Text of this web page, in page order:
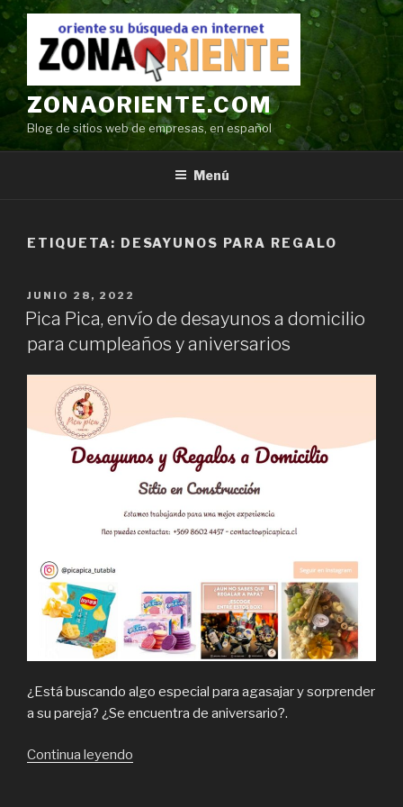
Ir
contenido
ZONAORIENTE.COM
Blog de sitios web de empresas, en español
Menú
ETIQUETA: DESAYUNOS PARA REGALO
POSTED
ON
JUNIO 28, 2022
Pica Pica, envío de desayunos a domicilio
para cumpleaños y aniversarios
¿Está buscando algo especial para agasajar y sorprender
a su pareja? ¿Se encuentra de aniversario?.
Continua leyendo